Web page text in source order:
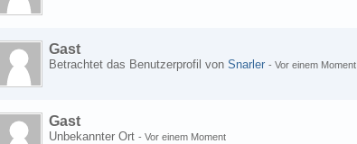
Gast
Betrachtet das Benutzerprofil von Snarler - Vor einem Moment
Gast
Unbekannter Ort - Vor einem Moment